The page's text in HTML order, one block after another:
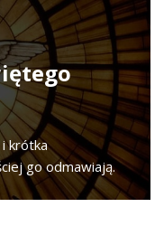
krótka
go odmawiają.